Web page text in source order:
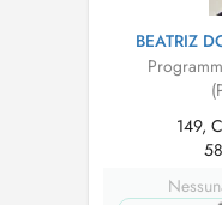
BEATRIZ
149,